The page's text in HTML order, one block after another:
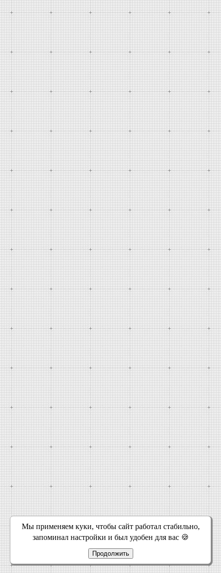
Мы применяем куки, чтобы сайт работал стабильно,
запоминал настройки и был удобен для вас 🍪
Продолжить